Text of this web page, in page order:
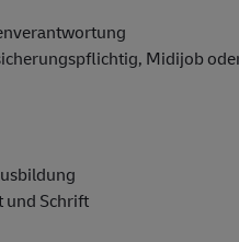
Midijob
und Schrift